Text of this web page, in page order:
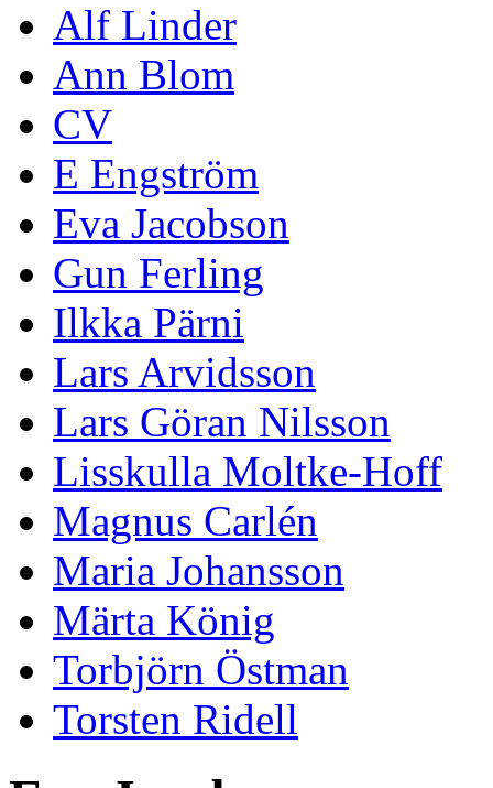
Alf Linder
Ann Blom
CV
E Engström
Eva Jacobson
Gun Ferling
Ilkka Pärni
Lars Arvidsson
Lars Göran Nilsson
Lisskulla Moltke-Hoff
Magnus Carlén
Maria Johansson
Märta König
Torbjörn Östman
Torsten Ridell